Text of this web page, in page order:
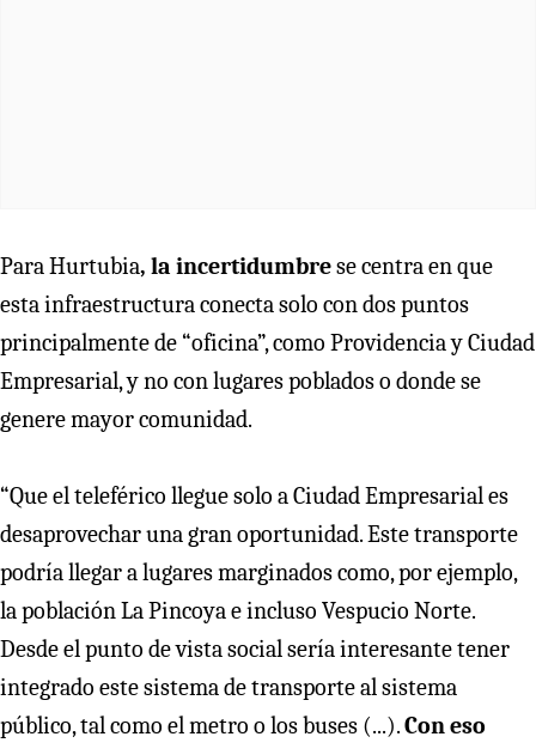
Para Hurtubia, la incertidumbrese centra en que
esta infraestructura conecta solo con dos puntos
principalmente de “oficina”, como Providencia y Ciudad
Empresarial, y no con lugares poblados o donde se
genere mayor comunidad.
“Que el teleférico llegue solo a Ciudad Empresarial es
desaprovechar una gran oportunidad. Este transporte
podría llegar a lugares marginados como, por ejemplo,
la población La Pincoya e incluso Vespucio Norte.
Desde el punto de vista social sería interesante tener
integrado este sistema de transporte al sistema
público, tal como el metro o los buses (...).Con eso